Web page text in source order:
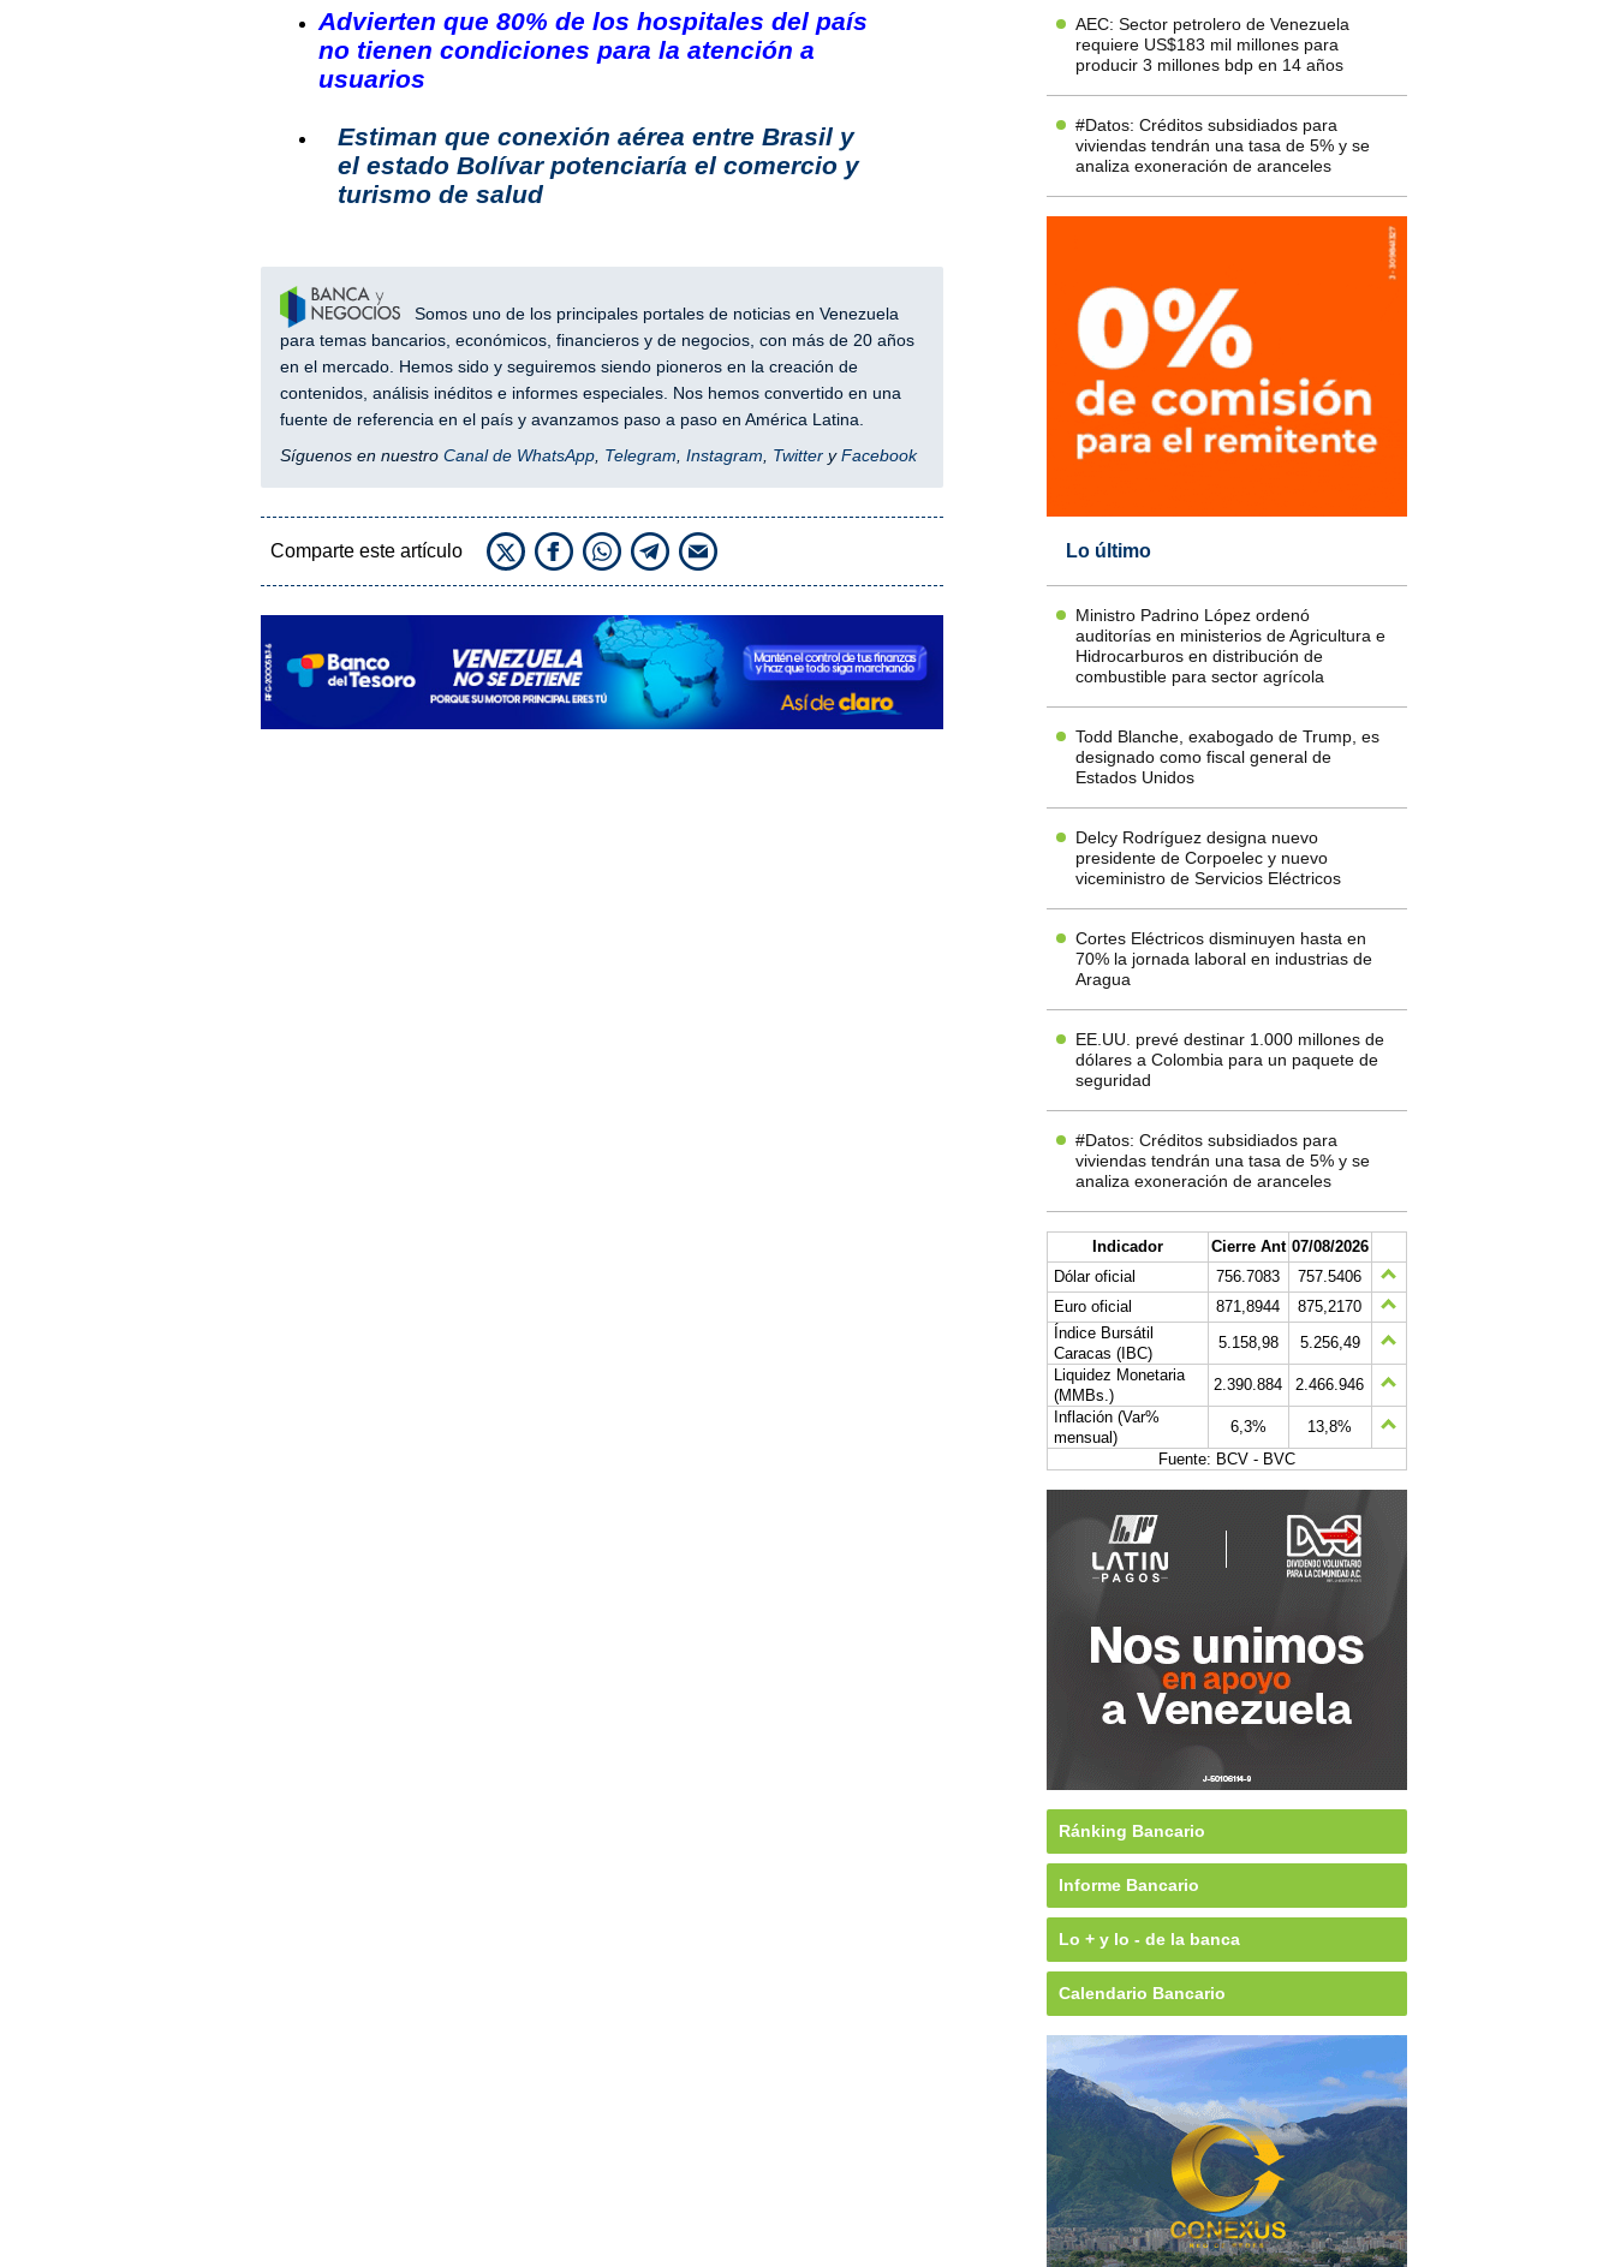
Advierten que 80% de los hospitales del país
no tienen condiciones para la atención a
usuarios
Estiman que conexión aérea entre Brasil y
el estado Bolívar potenciaría el comercio y
turismo de salud
Somos uno de los principales portales de noticias en Venezuela
para temas bancarios, económicos, financieros y de negocios, con más de 20 años
en el mercado. Hemos sido y seguiremos siendo pioneros en la creación de
contenidos, análisis inéditos e informes especiales. Nos hemos convertido en una
fuente de referencia en el país y avanzamos paso a paso en América Latina.
Síguenos en nuestro Canal de WhatsApp, Telegram, Instagram, TwitteryFacebook
Comparte este artículo
AEC: Sector petrolero de Venezuela
requiere US$183 mil millones para
producir 3 millones bdp en 14 años
#Datos: Créditos subsidiados para
viviendas tendrán una tasa de 5% y se
analiza exoneración de aranceles
Lo último
Ministro Padrino López ordenó
auditorías en ministerios de Agricultura e
Hidrocarburos en distribución de
combustible para sector agrícola
Todd Blanche, exabogado de Trump, es
designado como fiscal general de
Estados Unidos
Delcy Rodríguez designa nuevo
presidente de Corpoelec y nuevo
viceministro de Servicios Eléctricos
Cortes Eléctricos disminuyen hasta en
70% la jornada laboral en industrias de
Aragua
EE.UU. prevé destinar 1.000 millones de
dólares a Colombia para un paquete de
seguridad
#Datos: Créditos subsidiados para
viviendas tendrán una tasa de 5% y se
analiza exoneración de aranceles
Indicador Cierre Ant 07/08/2026
Dólar oficial
756.7083
757.5406
Euro oficial
871,8944
875,2170
Índice Bursátil
Caracas (IBC)
5.158,98
5.256,49
Liquidez Monetaria
(MMBs.)
2.390.884
2.466.946
Inflación (Var%
mensual)
6,3%
13,8%
Fuente: BCV - BVC
Ránking Bancario
Informe Bancario
Lo + y lo - de la banca
Calendario Bancario